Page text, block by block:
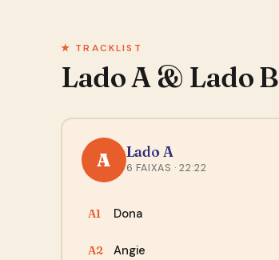
★ TRACKLIST
Lado A & Lado B
A Lado A
6 FAIXAS · 22:22
A1 Dona
A2 Angie